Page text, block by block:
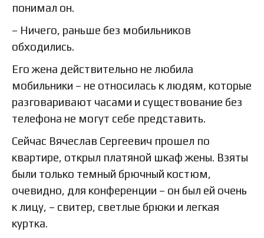
понимал он.
– Ничего, раньше без мобильников
обходились.
Его жена действительно не любила
мобильники – не относилась к людям, которые
разговаривают часами и существование без
телефона не могут себе представить.
Сейчас Вячеслав Сергеевич прошел по
квартире, открыл платяной шкаф жены. Взяты
были только темный брючный костюм,
очевидно, для конференции – он был ей очень
к лицу, – свитер, светлые брюки и легкая
куртка.